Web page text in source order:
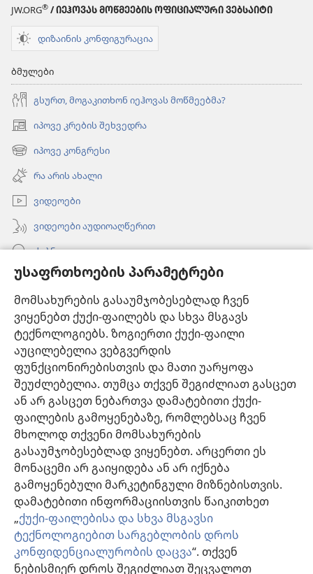
უსაფრთხოების პარამეტრები
მომსახურების გასაუმჯობესებლად ჩვენ
ვიყენებთ ქუქი-ფაილებს და სხვა მსგავს
ტექნოლოგიებს. ზოგიერთი ქუქი-ფაილი
აუცილებელია ვებგვერდის
ფუნქციონირებისთვის და მათი უარყოფა
შეუძლებელია. თუმცა თქვენ შეგიძლიათ გასცეთ
ან არ გასცეთ ნებართვა დამატებითი ქუქი-
ფაილების გამოყენებაზე, რომლებსაც ჩვენ
მხოლოდ თქვენი მომსახურების
გასაუმჯობესებლად ვიყენებთ. არცერთი ეს
მონაცემი არ გაიყიდება ან არ იქნება
გამოყენებული მარკეტინგული მიზნებისთვის.
დამატებითი ინფორმაციისთვის წაიკითხეთ
„ქუქი-ფაილებისა და სხვა მსგავსი
ტექნოლოგიებით სარგებლობის დროს
კონფიდენციალურობის დაცვა“. თქვენ
ნებისმიერ დროს შეგიძლიათ შეცვალოთ
JW.ORG® / ᲘᲔᲰᲝᲕᲐᲡ ᲛᲝᲬᲛᲔᲔᲑᲘᲡ ᲝᲤᲘᲪᲘᲐᲚᲣᲠᲘ ᲕᲔᲑᲡᲐᲘᲢᲘ
დიზაინის კონფიგურაცია
ბმულები
გსურთ, მოგაკითხონ იეჰოვას მოწმეებმა?
იპოვე კრების შეხვედრა
(გაიხსნება
ახალი
ფანჯარა)
იპოვე კონგრესი
(გაიხსნება
ახალი
ფანჯარა)
რა არის ახალი
ვიდეოები
ვიდეოები აუდიოაღწერით
ძებნა
ინფორმაცია ექიმებისთვის
ინფორმაცია ოფიციალური პირებისთვის
დახმარება
შესაწირავები
(გაიხსნება
ახალი
ფანჯარა)საგუშაგო კოშკის ონლაინ ბიბლიოთეკა™
(გაიხსნება
ახალი
ფანჯარა)JW Hub
(გაიხსნება
ახალი
ფანჯარა)JW ბიბლიოთეკა
„საგუშაგო კოშკის ბიბლიოთეკა“
Copyright© 2026 Watch Tower Bible and Tract Society of Pennsylvania.